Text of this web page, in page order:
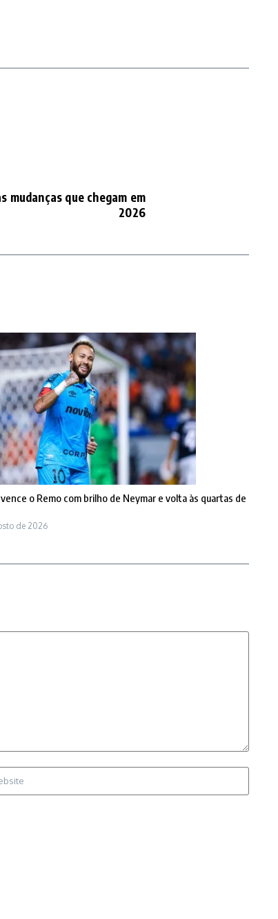
mudanças que chegam em
2026
o Remo com brilho de Neymar e volta às quartas de
de 2026